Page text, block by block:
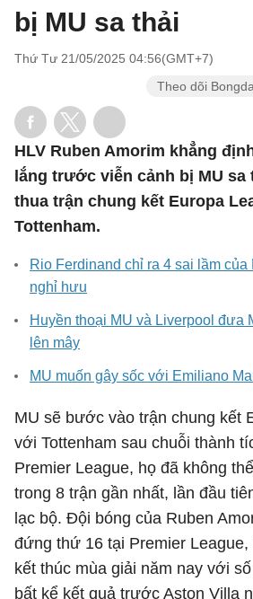
bị MU sa thải
Thứ Tư 21/05/2025 04:56(GMT+7)
Theo dõi
HLV Ruben Amorim khẳng
lắng trước viễn cảnh bị MU sa
thua trận chung kết Europa
Tottenham.
Rio Ferdinand chỉ ra 4 sai lầm của
nghỉ hưu
Huyền thoại MU và Liverpool đưa
lên mây
MU muốn gây sốc với Emiliano
MU sẽ bước vào trận chung kết
với Tottenham sau chuỗi thành
Premier League, họ đã không
trong 8 trận gần nhất, lần đầu
lạc bộ. Đội bóng của Ruben
đứng thứ 16 tại Premier
kết thúc mùa giải năm nay với
bất kể kết quả trước Aston Villa